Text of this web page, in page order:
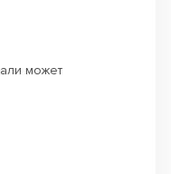
может